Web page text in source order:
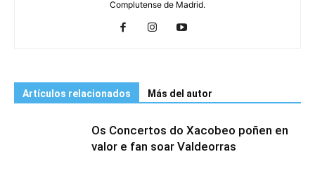
Complutense de Madrid.
Artículos relacionados Más del autor
Os Concertos do Xacobeo poñen en
valor e fan soar Valdeorras